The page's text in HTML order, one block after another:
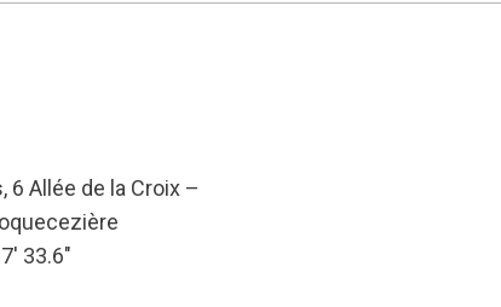
Allée de la Croix –
33.6″